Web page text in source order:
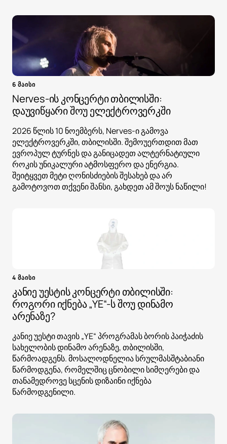
6 მაისი
Nerves-ის კონცერტი თბილისში:
დაუვიწყარი შოუ ელექტროვერკში
2026 წლის 10 ნოემბერს, Nerves-ი გამოვა
ელექტროვერკში, თბილისში. შემოუერთდით მათ
ევროპულ ტურნეს და განიცადეთ ალტერნატიული
როკის უნიკალური ატმოსფერო და ენერგია.
შეიტყვეთ მეტი ღონისძიების შესახებ და არ
გამოტოვოთ თქვენი შანსი, გახდეთ ამ შოუს ნაწილი!
4 მაისი
კანიე უესტის კონცერტი თბილისში:
როგორი იქნება „YE“-ს შოუ დინამო
არენაზე?
კანიე უესტი თავის „YE“ პროგრამას ბორის პაიჭაძის
სახელობის დინამო არენაზე, თბილისში,
წარმოადგენს. მოსალოდნელია სრულმასშტაბიანი
წარმოდგენა, რომელშიც ცნობილი სიმღერები და
თანამედროვე სცენის დიზაინი იქნება
წარმოდგენილი.